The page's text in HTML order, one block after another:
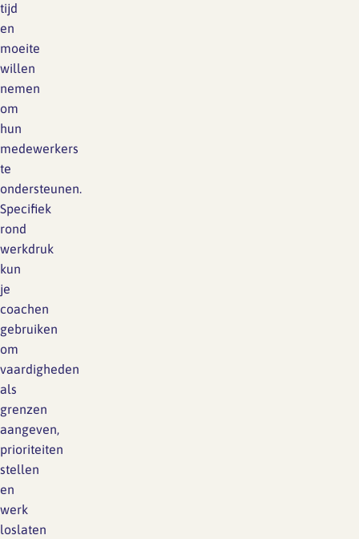
tijd
en
moeite
willen
nemen
om
hun
medewerkers
te
ondersteunen.
Specifiek
rond
werkdruk
kun
je
coachen
gebruiken
om
vaardigheden
als
grenzen
aangeven,
prioriteiten
stellen
en
werk
loslaten